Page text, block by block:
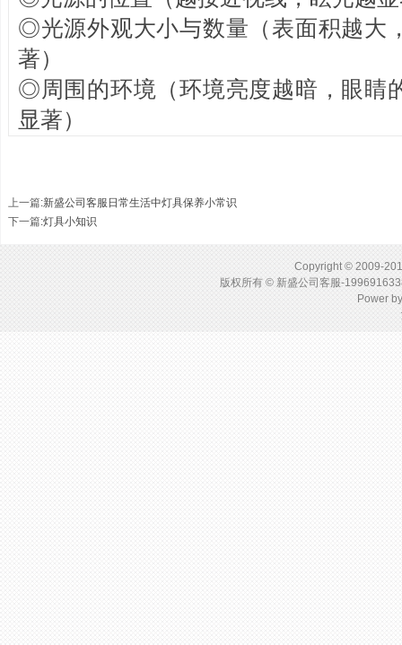
◎光源外观大小与数量（表面积越大
著）
◎周围的环境（环境亮度越暗，眼睛
显著）
上一篇:新盛公司客服日常生活中灯具保养小常识
下一篇:灯具小知识
Copyright © 2009-
版权所有 © 新盛公司客服-
Power